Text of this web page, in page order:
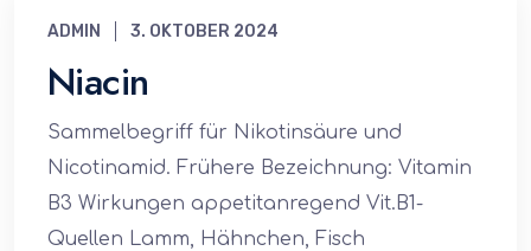
ADMIN 3. OKTOBER 2024
Niacin
Sammelbegriff für Nikotinsäure und
Nicotinamid. Frühere Bezeichnung: Vitamin
B3 Wirkungen appetitanregend Vit.B1-
Quellen Lamm, Hähnchen, Fisch